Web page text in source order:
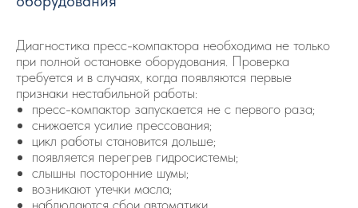
Диагностика пресс-компактора необходима не только
при полной остановке оборудования. Проверка
требуется и в случаях, когда появляются первые
признаки нестабильной работы:
пресс-компактор запускается не с первого раза;
снижается усилие прессования;
цикл работы становится дольше;
появляется перегрев гидросистемы;
слышны посторонние шумы;
возникают утечки масла;